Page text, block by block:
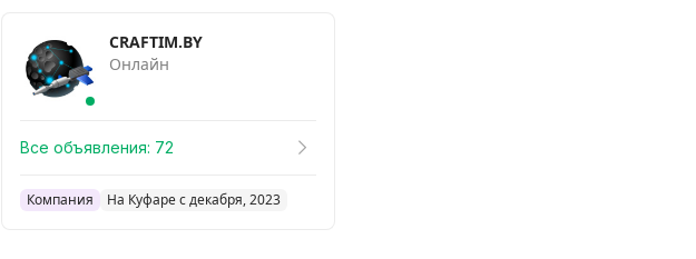
CRAFTIM.BY
Онлайн
Все объявления: 72
Компания На Куфаре с декабря, 2023